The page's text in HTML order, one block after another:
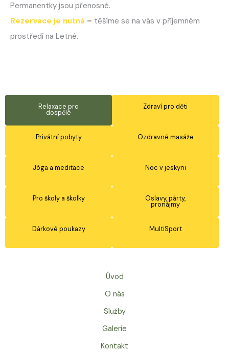
Permanentky jsou přenosné.
Rezervace je nutná – těšíme se na vás v příjemném
prostředí na Letné.
Relaxace pro
dospělé
Zdraví pro děti
Privátní pobyty Ozdravné masáže
Jóga a meditace Noc v jeskyni
Pro školy a školky Oslavy, párty,
pronájmy
Dárkové poukazy MultiSport
Úvod
O nás
Služby
Galerie
Kontakt